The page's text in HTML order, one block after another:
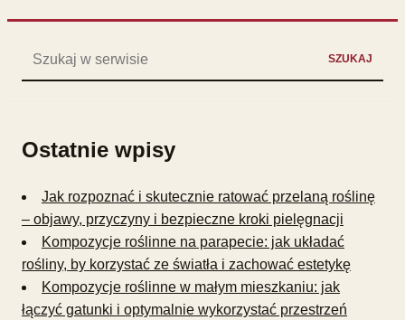
SZUKAJ
Ostatnie wpisy
Jak rozpoznać i skutecznie ratować przelaną roślinę
– objawy, przyczyny i bezpieczne kroki pielęgnacji
Kompozycje roślinne na parapecie: jak układać
rośliny, by korzystać ze światła i zachować estetykę
Kompozycje roślinne w małym mieszkaniu: jak
łączyć gatunki i optymalnie wykorzystać przestrzeń